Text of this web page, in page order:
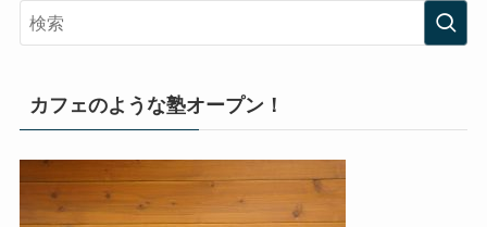
カフェのような塾オープン！